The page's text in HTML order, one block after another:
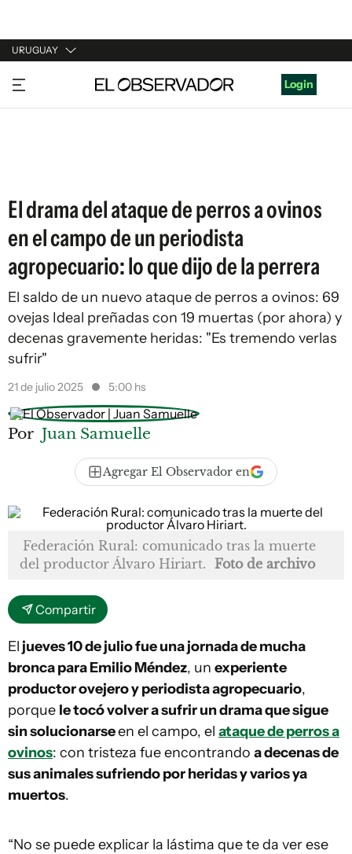
URUGUAY
URUGUAY
ARGENTINA
Login
El drama del ataque de perros a ovinos
en el campo de un periodista
agropecuario: lo que dijo de la perrera
El saldo de un nuevo ataque de perros a ovinos: 69
ovejas Ideal preñadas con 19 muertas (por ahora) y
decenas gravemente heridas: "Es tremendo verlas
sufrir"
21 de julio 2025 5:00 hs
Por Juan Samuelle
Agregar El Observador en
Federación Rural: comunicado tras la muerte
del productor Álvaro Hiriart. Foto de archivo
Compartir
El jueves 10 de julio fue una jornada de mucha
bronca para Emilio Méndez, un experiente
productor ovejero y periodista agropecuario,
porque le tocó volver a sufrir un drama que sigue
sin solucionarseen el campo, el ataque de perros a
ovinos: con tristeza fue encontrando a decenas de
sus animales sufriendo por heridas y varios ya
muertos.
“No se puede explicar la lástima que te da ver ese